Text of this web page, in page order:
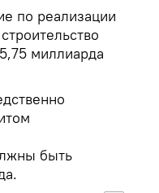
по реализации
миллиарда
быть